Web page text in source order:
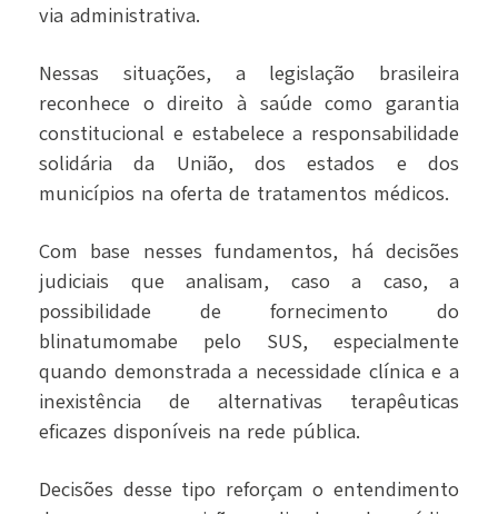
via administrativa.
Nessas situações, a legislação brasileira
reconhece o direito à saúde como garantia
constitucional e estabelece a responsabilidade
solidária da União, dos estados e dos
municípios na oferta de tratamentos médicos.
Com base nesses fundamentos, há decisões
judiciais que analisam, caso a caso, a
possibilidade de fornecimento do
blinatumomabe pelo SUS, especialmente
quando demonstrada a necessidade clínica e a
inexistência de alternativas terapêuticas
eficazes disponíveis na rede pública.
Decisões desse tipo reforçam o entendimento